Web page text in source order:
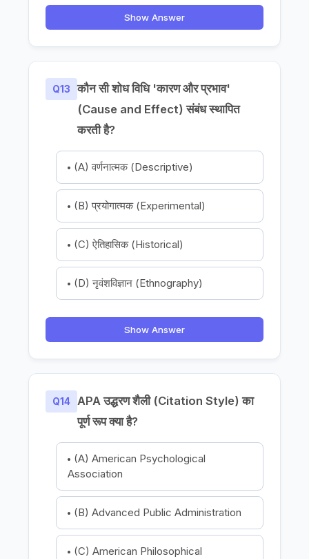
Show Answer
Q13
कौन सी शोध विधि 'कारण और प्रभाव'
(Cause and Effect) संबंध स्थापित
करती है?
(A) वर्णनात्मक (Descriptive)
(B) प्रयोगात्मक (Experimental)
(C) ऐतिहासिक (Historical)
(D) नृवंशविज्ञान (Ethnography)
Show Answer
Q14
APA उद्धरण शैली (Citation Style) का
पूर्ण रूप क्या है?
(A) American Psychological
Association
(B) Advanced Public Administration
(C) American Philosophical